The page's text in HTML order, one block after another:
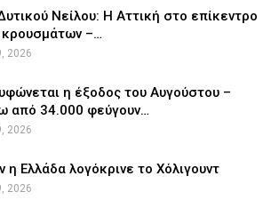
Δυτικού Νείλου: Η Αττική στο επίκεντρο
–…
2026
η έξοδος του Αυγούστου –
από 34.000 φεύγουν…
2026
η Ελλάδα λογόκρινε το Χόλιγουντ
2026